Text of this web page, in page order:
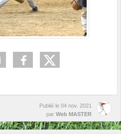
Publié le 04 nov. 2021
par Web MASTER